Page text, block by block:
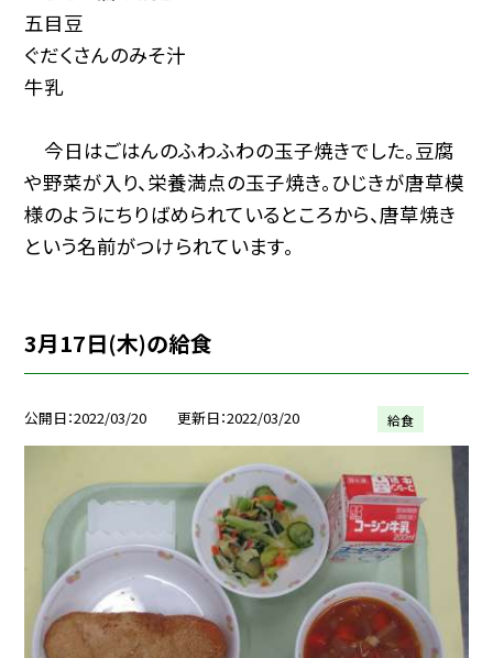
五目豆
ぐだくさんのみそ汁
牛乳
今日はごはんのふわふわの玉子焼きでした。豆腐
や野菜が入り、栄養満点の玉子焼き。ひじきが唐草模
様のようにちりばめられているところから、唐草焼き
という名前がつけられています。
3月17日(木)の給食
公開日 2022/03/20 更新日 2022/03/20 給食